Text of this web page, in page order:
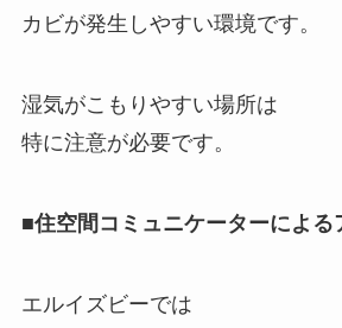
カビが発生しやすい環境です。
湿気がこもりやすい場所は
特に注意が必要です。
■住空間コミュニケーターによる
エルイズビーでは